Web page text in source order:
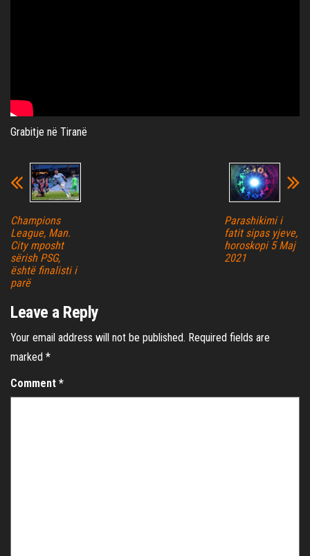
Grabitje në Tiranë
Champions
League, Man.
City mposht
sërish PSG,
është finalisti i
parë
Parashikimi i
fatit sipas yjeve,
horoskopi 5 Maj
2021
Leave a Reply
Your email address will not be published. Required fields are
marked *
Comment *